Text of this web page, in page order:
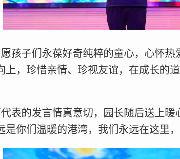
孩子们永葆好奇纯粹的童心，心怀
上，珍惜亲情、珍视友谊，在成长的
表的发言情真意切，园长随后送上暖
你们温暖的港湾，我们永远在这里，